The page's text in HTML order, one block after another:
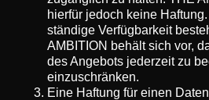
hierfür jedoch keine
ständige Verfügbarkeit
AMBITION behält sich vor,
des Angebots jederzeit zu
einzuschränken.
Eine Haftung für einen